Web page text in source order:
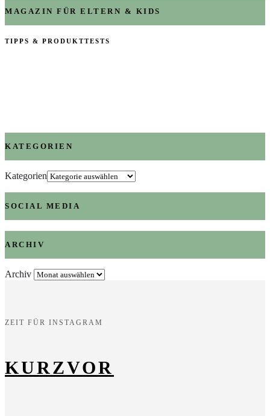
MAGAZIN FÜR ELTERN & KIDS
TIPPS & PRODUKTTESTS
KATEGORIEN
Kategorien
SOCIAL MEDIA
ARCHIV
Archiv
ZEIT FÜR INSTAGRAM
KURZVOR